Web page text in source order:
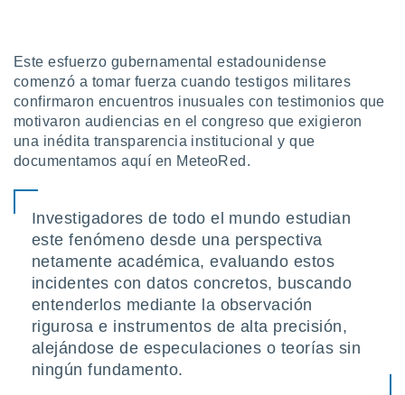
de
sitio
te
el sitio
ni para
o
aunque
Este esfuerzo gubernamental estadounidense
comenzó a tomar fuerza cuando testigos militares
confirmaron encuentros inusuales con testimonios que
motivaron audiencias en el congreso que exigieron
una inédita transparencia institucional y que
documentamos aquí en MeteoRed.
Investigadores de todo el mundo estudian
este fenómeno desde una perspectiva
netamente académica, evaluando estos
incidentes con datos concretos, buscando
entenderlos mediante la observación
rigurosa e instrumentos de alta precisión,
alejándose de especulaciones o teorías sin
ningún fundamento.